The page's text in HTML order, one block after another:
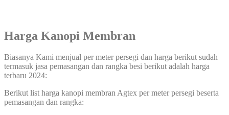
Harga Kanopi Membran
Biasanya Kami menjual per meter persegi dan harga berikut sudah
termasuk jasa pemasangan dan rangka besi berikut adalah harga
terbaru 2024:
Berikut list harga kanopi membran Agtex per meter persegi beserta
pemasangan dan rangka: